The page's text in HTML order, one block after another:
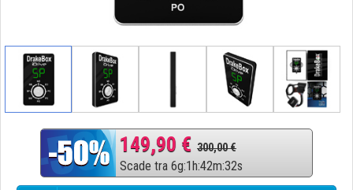
149,90 € 300,00 €
Scade tra 6g:1 h:42m:31s